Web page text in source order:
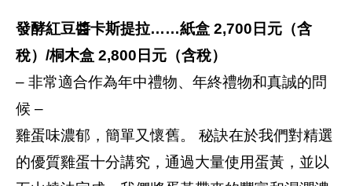
發酵紅豆醬卡斯提拉……紙盒 2,700日元（含
稅）/桐木盒 2,800日元（含稅）
– 非常適合作為年中禮物、年終禮物和真誠的問
候 –
雞蛋味濃郁，簡單又懷舊。 秘訣在於我們對精選
的優質雞蛋十分講究，通過大量使用蛋黃，並以